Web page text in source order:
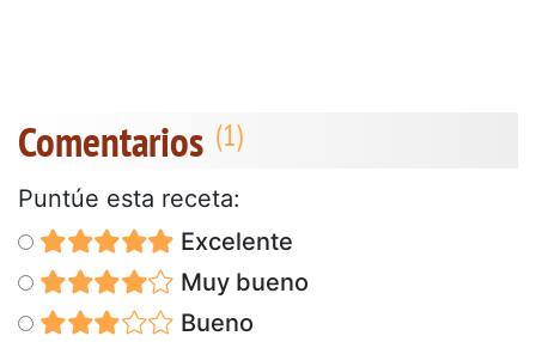
Comentarios
Puntúe esta receta:
Excelente
Muy bueno
Bueno